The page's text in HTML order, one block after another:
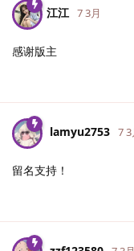
江江 7 3月
感谢版主
lamyu2753 7 3
留名支持！